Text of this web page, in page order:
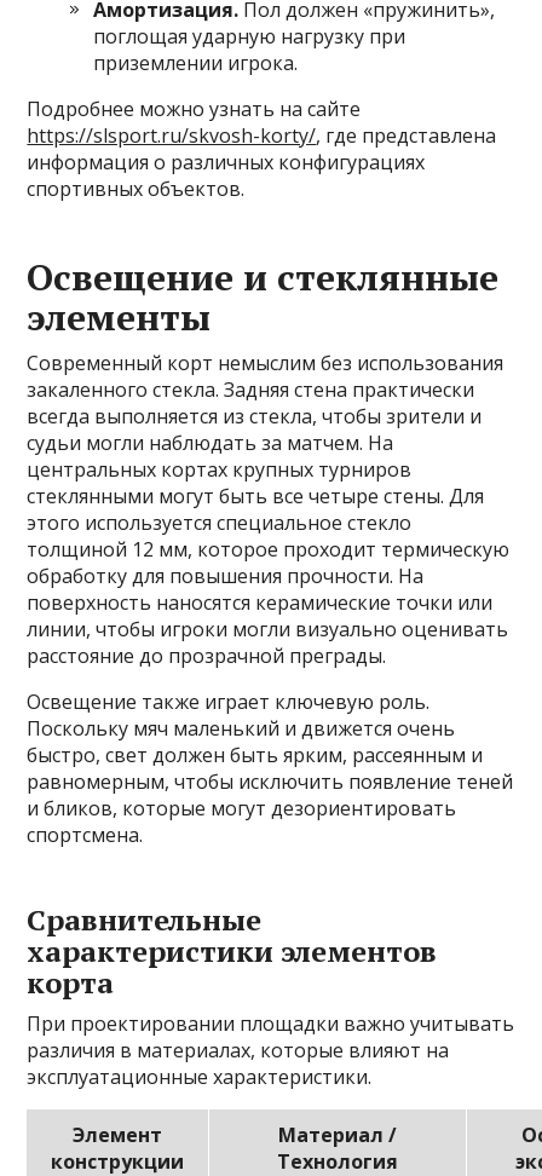
Амортизация. Пол должен «пружинить»,
поглощая ударную нагрузку при
приземлении игрока.
Подробнее можно узнать на сайте
https://slsport.ru/skvosh-korty/, где представлена
информация о различных конфигурациях
спортивных объектов.
Освещение и стеклянные
элементы
Современный корт немыслим без использования
закаленного стекла. Задняя стена практически
всегда выполняется из стекла, чтобы зрители и
судьи могли наблюдать за матчем. На
центральных кортах крупных турниров
стеклянными могут быть все четыре стены. Для
этого используется специальное стекло
толщиной 12 мм, которое проходит термическую
обработку для повышения прочности. На
поверхность наносятся керамические точки или
линии, чтобы игроки могли визуально оценивать
расстояние до прозрачной преграды.
Освещение также играет ключевую роль.
Поскольку мяч маленький и движется очень
быстро, свет должен быть ярким, рассеянным и
равномерным, чтобы исключить появление теней
и бликов, которые могут дезориентировать
спортсмена.
Сравнительные
характеристики элементов
корта
При проектировании площадки важно учитывать
различия в материалах, которые влияют на
эксплуатационные характеристики.
Элемент
конструкции
Материал /
Технология